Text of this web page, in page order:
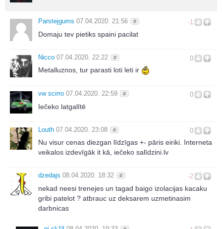
-1
Parstejgums 07.04.2020. 21:56 #
Domaju tev pietiks spaini pacilat
0
Nicco 07.04.2020. 22:22 #
Metalluznos, tur parasti loti leti ir
0
vw scirro 07.04.2020. 22:59 #
Iečeko latgalītē
0
Louth 07.04.2020. 23:08 #
Nu visur cenas diezgan līdzīgas +- pāris eiriki. Interneta
veikalos izdevīgāk it kā, iečeko salīdzini.lv
-2
dzedajs 08.04.2020. 18:32 #
nekad neesi trenejes un tagad baigo izolacijas kacaku
gribi patelot ? atbrauc uz deksarem uzmetinasim
darbnicas